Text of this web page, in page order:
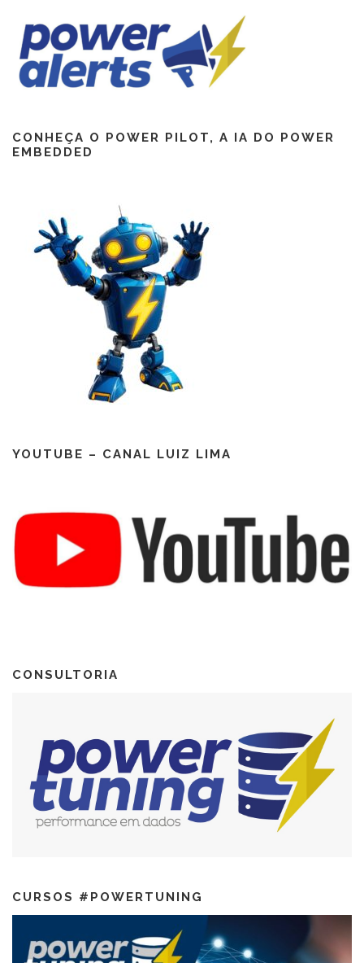
CONHEÇA O POWER PILOT, A IA DO POWER
EMBEDDED
YOUTUBE – CANAL LUIZ LIMA
CONSULTORIA
CURSOS #POWERTUNING